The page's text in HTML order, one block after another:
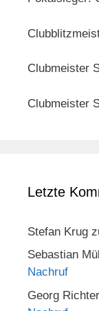
Clubmeister
Clubmeister
Letzte
Stefan Krug
Sebastian
Nachruf
Georg Richter